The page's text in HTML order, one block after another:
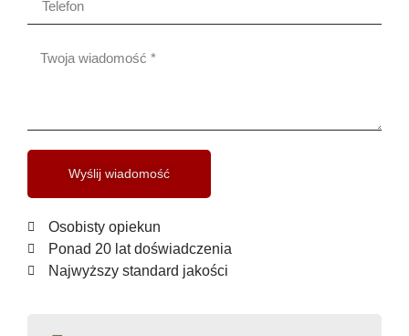
Wyślij wiadomość
Osobisty opiekun
Ponad 20 lat doświadczenia
Najwyższy standard jakości